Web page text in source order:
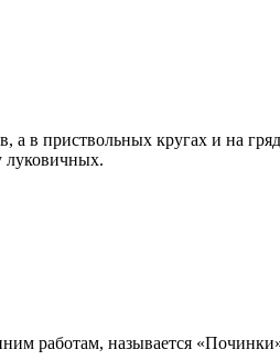
в приствольных кругах и на
луковичных.
работам, называется